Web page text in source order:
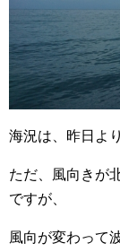
海況は、昨日よ
ただ、風向きが
ですが、
風向が変わって